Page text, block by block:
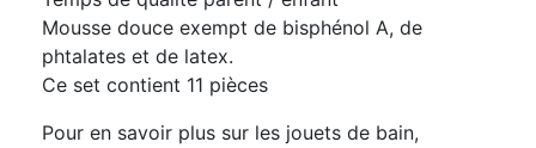
Mousse douce exempt de bisphénol A, de
phtalates et de latex.
Ce set contient 11 pièces
Pour en savoir plus sur les jouets de bain,